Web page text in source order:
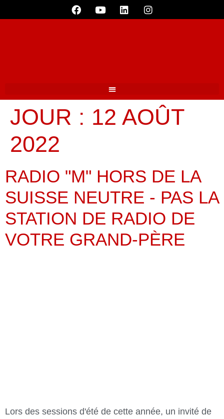
JOUR : 12 AOÛT
2022
RADIO "M" HORS DE LA
SUISSE NEUTRE - PAS LA
STATION DE RADIO DE
VOTRE GRAND-PÈRE
Lors des sessions d'été de cette année, un invité de